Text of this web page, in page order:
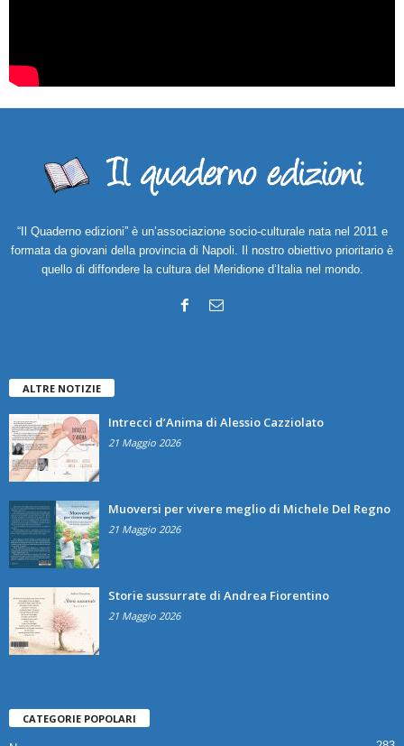
“Il Quaderno edizioni” è un’associazione socio-culturale nata nel 2011 e
formata da giovani della provincia di Napoli. Il nostro obiettivo prioritario è
quello di diffondere la cultura del Meridione d’Italia nel mondo.
ALTRE NOTIZIE
Intrecci d’Anima di Alessio Cazziolato
21 Maggio 2026
Muoversi per vivere meglio di Michele Del Regno
21 Maggio 2026
Storie sussurrate di Andrea Fiorentino
21 Maggio 2026
CATEGORIE POPOLARI